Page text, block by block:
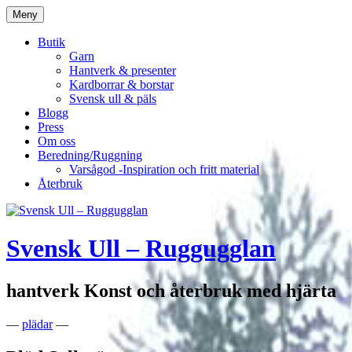
Hoppa
till
innehåll
Meny
Butik
Garn
Hantverk & presenter
Kardborrar & borstar
Svensk ull & päls
Blogg
Press
Om oss
Beredning/Ruggning
Varsågod -Inspiration och fritt material
Återbruk
Svensk Ull – Ruggugglan
hantverk Konst och återbruk med hjärta
— plädar—